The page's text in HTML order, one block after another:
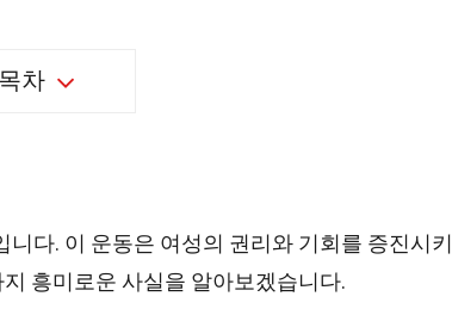
목차
다. 이 운동은 여성의 권리와 기회를 증진시키
흥미로운 사실을 알아보겠습니다.